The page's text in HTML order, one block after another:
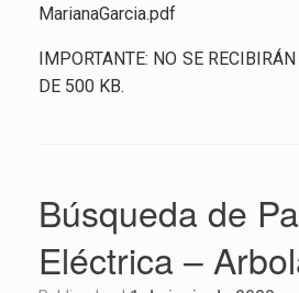
MarianaGarcia.pdf
IMPORTANTE: NO SE
DE 500 KB.
Búsqueda de
Eléctrica –